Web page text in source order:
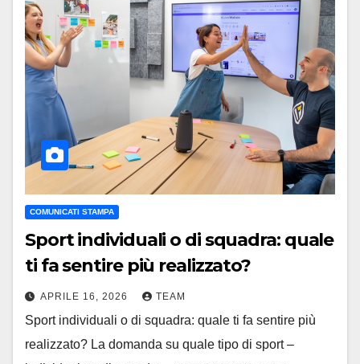
COMUNICATI STAMPA
Sport individuali o di squadra: quale
ti fa sentire più realizzato?
APRILE 16, 2026 TEAM
Sport individuali o di squadra: quale ti fa sentire più
realizzato? La domanda su quale tipo di sport –